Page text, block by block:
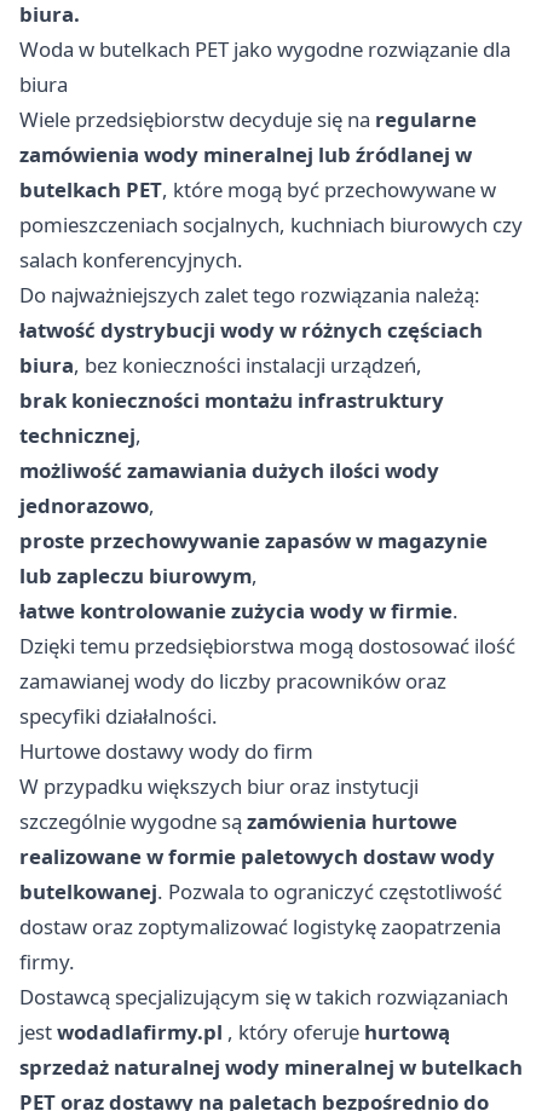
biura.
Woda w butelkach PET jako wygodne rozwiązanie dla
biura
Wiele przedsiębiorstw decyduje się na regularne
zamówienia wody mineralnej lub źródlanej w
butelkach PET, które mogą być przechowywane w
pomieszczeniach socjalnych, kuchniach biurowych czy
salach konferencyjnych.
Do najważniejszych zalet tego rozwiązania należą:
łatwość dystrybucji wody w różnych częściach
biura, bez konieczności instalacji urządzeń,
brak konieczności montażu infrastruktury
technicznej,
możliwość zamawiania dużych ilości wody
jednorazowo,
proste przechowywanie zapasów w magazynie
lub zapleczu biurowym,
łatwe kontrolowanie zużycia wody w firmie.
Dzięki temu przedsiębiorstwa mogą dostosować ilość
zamawianej wody do liczby pracowników oraz
specyfiki działalności.
Hurtowe dostawy wody do firm
W przypadku większych biur oraz instytucji
szczególnie wygodne są zamówienia hurtowe
realizowane w formie paletowych dostaw wody
butelkowanej. Pozwala to ograniczyć częstotliwość
dostaw oraz zoptymalizować logistykę zaopatrzenia
firmy.
Dostawcą specjalizującym się w takich rozwiązaniach
jestwodadlafirmy.pl , który oferuje hurtową
sprzedaż naturalnej wody mineralnej w butelkach
PET oraz dostawy na paletach bezpośrednio do